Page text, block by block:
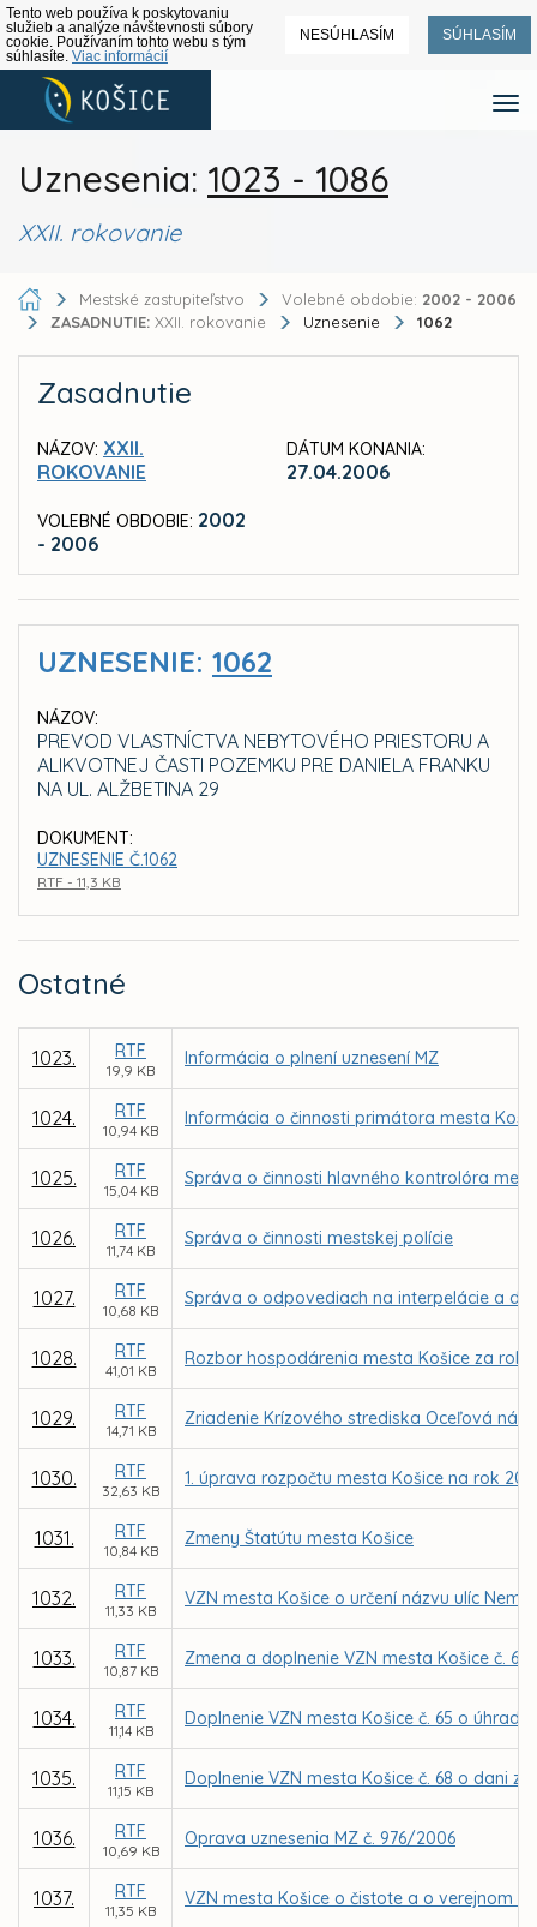
Tento web používa k poskytovaniu
služieb a analýze návštevnosti súbory
cookie. Používaním tohto webu s tým
súhlasíte. Viac informácií
NESÚHLASÍM SÚHLASÍM
Uznesenia: 1023 - 1086
XXII. rokovanie
Mestské zastupiteľstvo Volebné obdobie: 2002 - 2006
ZASADNUTIE: XXII. rokovanie Uznesenie 1062
Zasadnutie
NÁZOV: XXII.
ROKOVANIE
VOLEBNÉ OBDOBIE: 2002
- 2006
DÁTUM KONANIA:
27.04.2006
UZNESENIE: 1062
NÁZOV:
PREVOD VLASTNÍCTVA NEBYTOVÉHO PRIESTORU A
ALIKVOTNEJ ČASTI POZEMKU PRE DANIELA FRANKU
NA UL. ALŽBETINA 29
DOKUMENT:
UZNESENIE Č.1062
RTF - 11,3 KB
Ostatné
1023. RTF
19,9 KB
Informácia o plnení uznesení MZ
1024. RTF
10,94 KB
Informácia o činnosti primátora mesta
1025. RTF
15,04 KB
Správa o činnosti hlavného kontrolóra
1026. RTF
11,74 KB
Správa o činnosti mestskej polície
1027. RTF
10,68 KB
Správa o odpovediach na interpelácie a
1028. RTF
41,01 KB
Rozbor hospodárenia mesta Košice za rok
1029. RTF
14,71 KB
Zriadenie Krízového strediska Oceľová
1030. RTF
32,63 KB
1. úprava rozpočtu mesta Košice na rok
1031. RTF
10,84 KB
Zmeny Štatútu mesta Košice
1032. RTF
11,33 KB
VZN mesta Košice o určení názvu ulíc
1033. RTF
10,87 KB
Zmena a doplnenie VZN mesta Košice č.
1034. RTF
11,14 KB
Doplnenie VZN mesta Košice č. 65 o
1035. RTF
11,15 KB
Doplnenie VZN mesta Košice č. 68 o dani
1036. RTF
10,69 KB
Oprava uznesenia MZ č. 976/2006
1037. RTF
11,35 KB
VZN mesta Košice o čistote a o verejnom